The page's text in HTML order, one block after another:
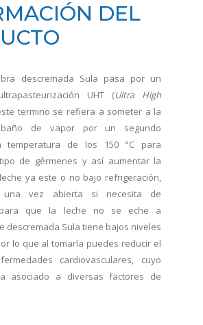
DEL
descremada Sula pasa por un
UHT (Ultra High
termino se refiera a someter a la
de vapor por un segundo
temperatura de los 150 °C para
de gérmenes y así aumentar la
ya este o no bajo refrigeración,
una vez abierta si necesita de
para que la leche no se eche a
descremada Sula tiene bajos niveles
lo que al tomarla puedes reducir el
cardiovasculares, cuyo
asociado a diversas factores de